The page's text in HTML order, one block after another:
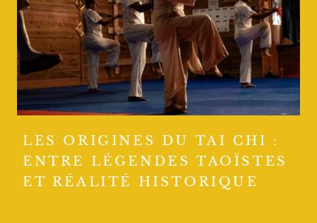
LES ORIGINES DU TAI CHI :
ENTRE LÉGENDES TAOÏSTES
ET RÉALITÉ HISTORIQUE